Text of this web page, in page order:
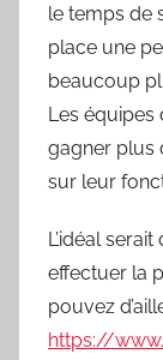
le temps de
place une
beaucoup
Les équipes
gagner plus
sur leur
L’idéal
effectuer la
pouvez
https://